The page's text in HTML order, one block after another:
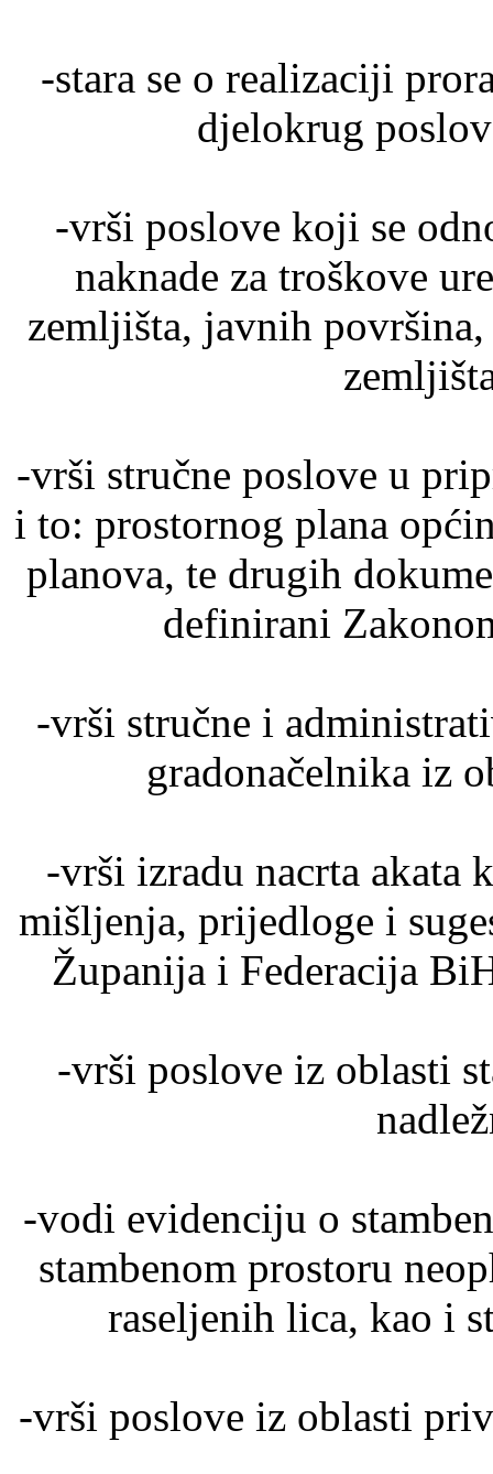
-stara se o realizaciji
djelokrug
-vrši poslove koji se
naknade za troškove
zemljišta, javnih
-vrši stručne poslove u
i to: prostornog plana
planova, te drugih
definirani
-vrši stručne i
gradonačelnika iz
-vrši izradu nacrta akata
mišljenja, prijedloge i
Županija i Federacija
-vrši poslove iz oblasti
-vodi evidenciju o
stambenom prostoru
raseljenih lica, kao i
-vrši poslove iz oblasti